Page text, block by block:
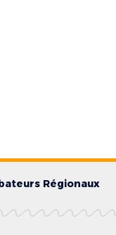
Régionaux